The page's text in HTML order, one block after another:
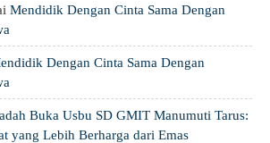
Mendidik Dengan Cinta Sama Dengan
Dengan Cinta Sama Dengan
Buka Usbu SD GMIT Manumuti Tarus:
yang Lebih Berharga dari Emas